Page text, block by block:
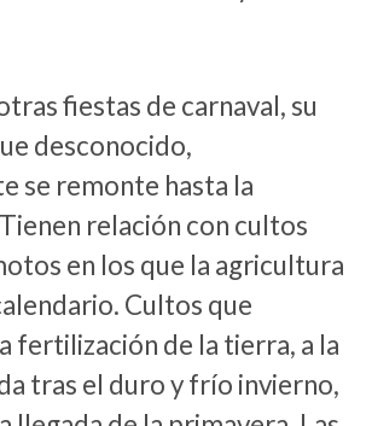
fiestas de carnaval, su
desconocido,
se remonte hasta la
relación con cultos
en los que la agricultura
Cultos que
fertilización de la tierra, a la
tras el duro y frío invierno,